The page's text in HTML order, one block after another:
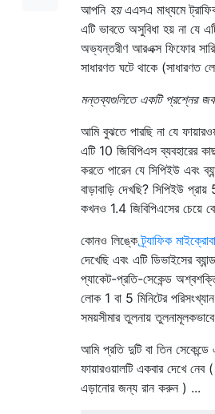
আপনি হয়এএসএ মাধ্যমে
এটি ভাবতে অসুবিধা হয় না যে
অভ্যন্তরীণ আরএক্স ফিফোর
সাধারণত ঘটে থাকে (সাধারণত
মন্তব্যগুলিতে একটি প্রশ্নের
আমি বুঝতে পারছি না যে
এটি 10 ​​জিবিপিএস ব্যবহারের
করতে পারেন যে সিপিইউ এবং
বাড়াবাড়ি দেখছি? সিপিইউ
কখনও 1.4 জিবিপিএসের চেয়ে
কোনও লিঙ্কেট্র্যাফিক
দেখেছি এবং এটি ডিভাইসের
প্যাকেট-প্রতি-সেকেন্ড
লোক 1 বা 5 মিনিটের
সময়সীমার তুলনায়
আমি প্রতি দুটি বা তিন
ফায়ারওয়ালটি একবার দেখে নেব (
এড়ানোর জন্য রান করুন ) ...